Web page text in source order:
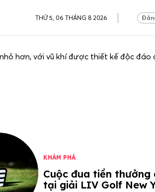
THỨ 5, 06 THÁNG 8 2026
hơn, với vũ khí được thiết kế độc đáo
KHÁM PHÁ
Cuộc đua tiền thưởng
tại giải LIV Golf New